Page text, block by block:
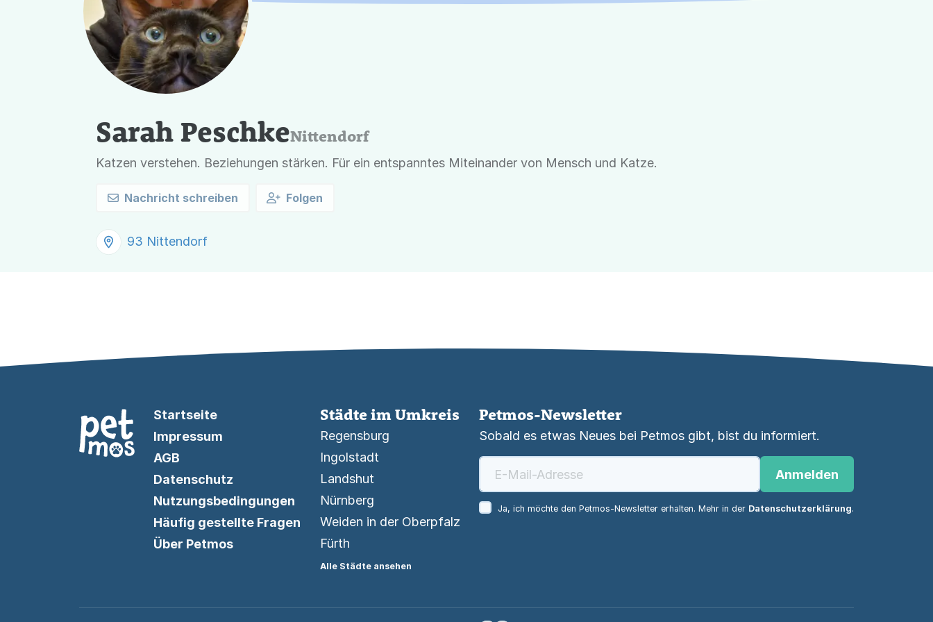
Sarah PeschkeNittendorf
Katzen verstehen. Beziehungen stärken. Für ein entspanntes Miteinander von Mensch und Katze.
Nachricht schreiben Folgen
93 Nittendorf
Startseite
Impressum
AGB
Datenschutz
Nutzungsbedingungen
Häufig gestellte Fragen
Über Petmos
Städte im Umkreis
Regensburg
Ingolstadt
Landshut
Nürnberg
Weiden in der Oberpfalz
Fürth
Alle Städte ansehen
Petmos-Newsletter
Sobald es etwas Neues bei Petmos gibt, bist du informiert.
Anmelden
Ja, ich möchte den Petmos-Newsletter erhalten. Mehr in der Datenschutzerklärung.